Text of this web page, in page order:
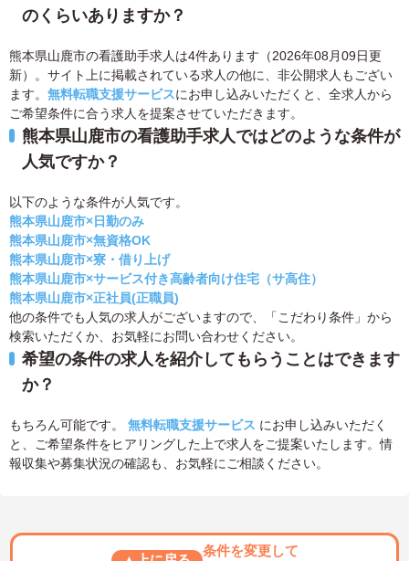
のくらいありますか？
熊本県山鹿市の看護助手求人は4件あります（2026年08月09日更
新）。サイト上に掲載されている求人の他に、非公開求人もござい
ます。 無料転職支援サービスにお申し込みいただくと、全求人から
ご希望条件に合う求人を提案させていただきます。
熊本県山鹿市の看護助手求人ではどのような条件が
人気ですか？
以下のような条件が人気です。
熊本県山鹿市×日勤のみ
熊本県山鹿市×無資格OK
熊本県山鹿市×寮・借り上げ
熊本県山鹿市×サービス付き高齢者向け住宅（サ高住）
熊本県山鹿市×正社員(正職員)
他の条件でも人気の求人がございますので、「こだわり条件」から
検索いただくか、お気軽にお問い合わせください。
希望の条件の求人を紹介してもらうことはできます
か？
もちろん可能です。 無料転職支援サービス にお申し込みいただく
と、ご希望条件をヒアリングした上で求人をご提案いたします。情
報収集や募集状況の確認も、お気軽にご相談ください。
条件を変更して